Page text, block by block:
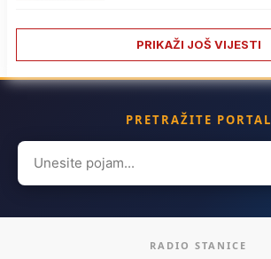
PRIKAŽI JOŠ VIJESTI
PRETRAŽITE PORTAL
Search
for:
RADIO STANICE